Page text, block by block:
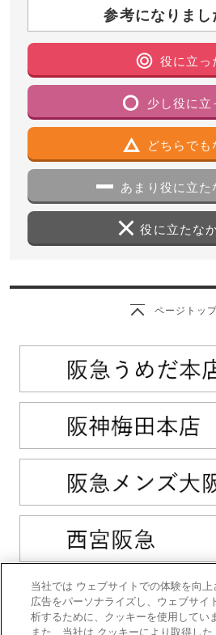
参考になりまし
役に立っ
少し役に立
どちらでも
あまり役に立た
役に立たな
ページトッ
当社では ウェブサイトでの体験を向
広告をパーソナライズし、ウェブサイ
析するために、クッキーを使用してい
また、当社は クッキーにより取得し